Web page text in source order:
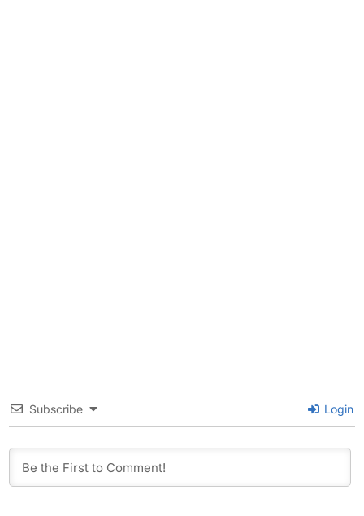
Subscribe Login